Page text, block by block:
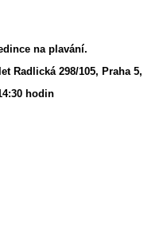
na plavání.
Radlická 298/105, Praha 5,
hodin